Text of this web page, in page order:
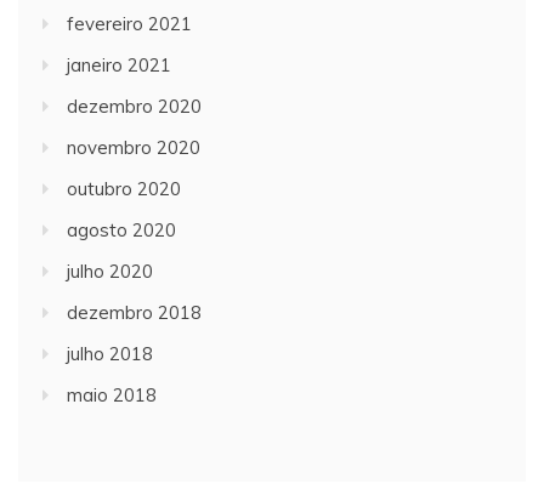
fevereiro 2021
janeiro 2021
dezembro 2020
novembro 2020
outubro 2020
agosto 2020
julho 2020
dezembro 2018
julho 2018
maio 2018